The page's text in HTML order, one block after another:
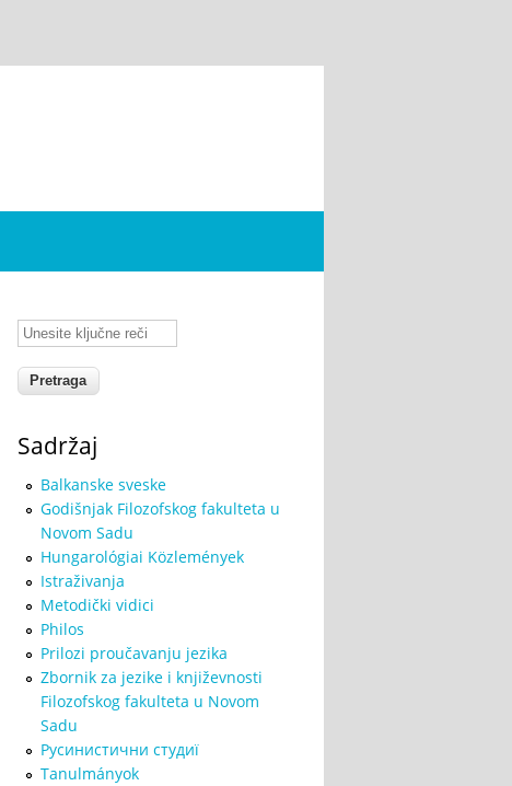
Unesite ključne reči
Sadržaj
Balkanske sveske
Godišnjak Filozofskog fakulteta u
Novom Sadu
Hungarológiai Közlemények
Istraživanja
Metodički vidici
Philos
Prilozi proučavanju jezika
Zbornik za jezike i književnosti
Filozofskog fakulteta u Novom
Sadu
Русинистични студиї
Tanulmányok